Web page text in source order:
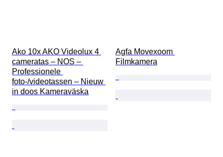
Ako 10x AKO Videolux 4
cameratas – NOS –
Professionele
foto-/videotassen – Nieuw
in doos Kameraväska
Agfa Movexoom
Filmkamera